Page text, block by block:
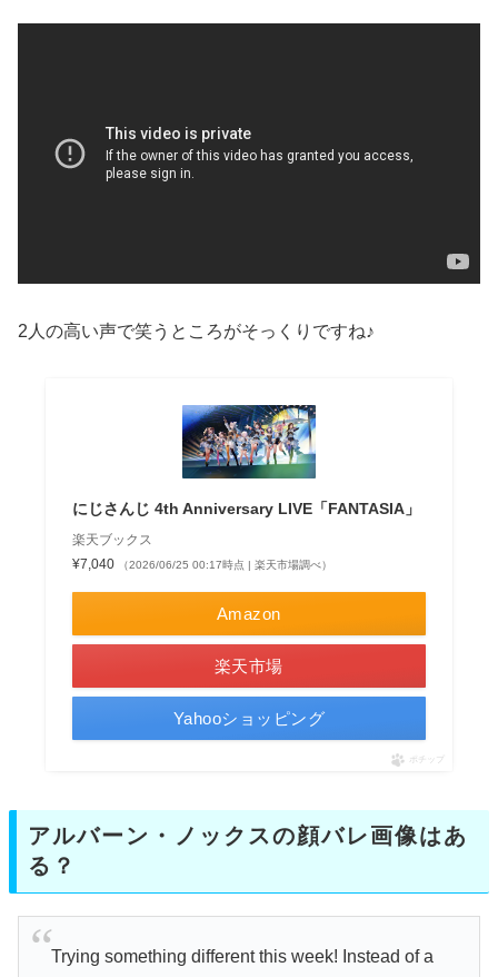
2人の高い声で笑うところがそっくりですね♪
にじさんじ 4th Anniversary LIVE「FANTASIA」
楽天ブックス
¥7,040
（2026/06/25 00:17時点 | 楽天市場調べ）
Amazon
楽天市場
Yahooショッピング
ポチップ
アルバーン・ノックスの顔バレ画像はあ
る？
Trying something different this week! Instead of a